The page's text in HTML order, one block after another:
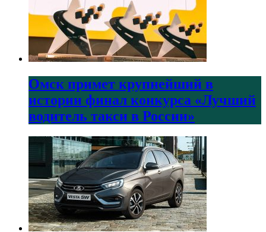
Омск примет крупнейший в
истории финал конкурса «Лучший
водитель такси в России»